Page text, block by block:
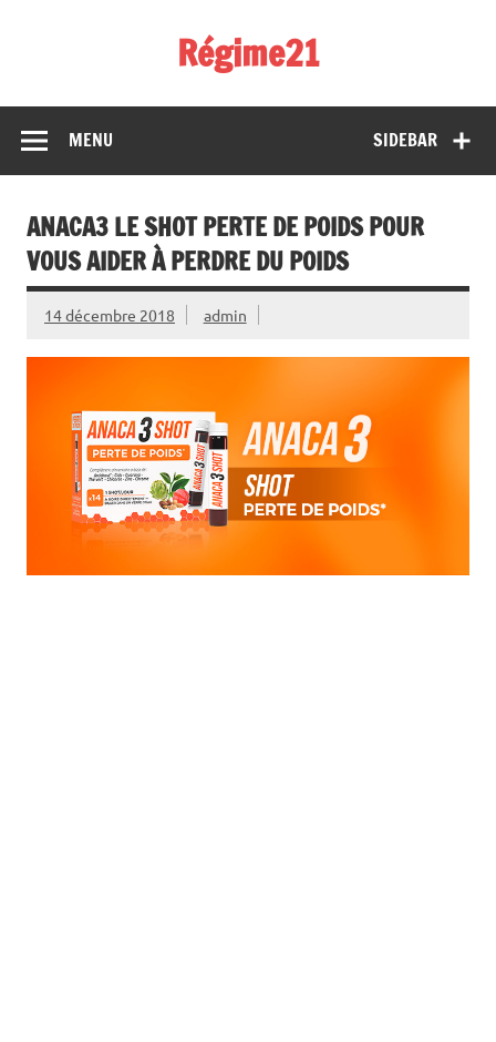
Régime21
SIDEBAR
MENU
ANACA3 LE SHOT PERTE DE POIDS POUR
VOUS AIDER À PERDRE DU POIDS
14 décembre 2018 admin